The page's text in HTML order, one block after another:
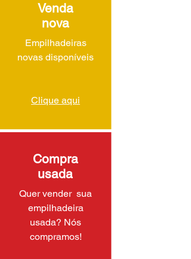
Venda
nova
Empilhadeiras
novas disponíveis
Clique aqui
Compra
usada
Quer vender sua
empilhadeira
usada? Nós
compramos!